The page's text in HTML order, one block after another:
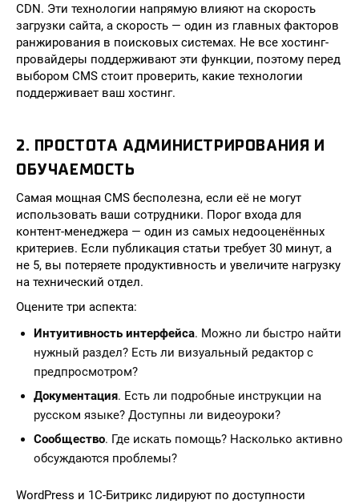
CDN. Эти технологии напрямую влияют на скорость
загрузки сайта, а скорость — один из главных факторов
ранжирования в поисковых системах. Не все хостинг-
провайдеры поддерживают эти функции, поэтому перед
выбором CMS стоит проверить, какие технологии
поддерживает ваш хостинг.
2. ПРОСТОТА АДМИНИСТРИРОВАНИЯ И
ОБУЧАЕМОСТЬ
Самая мощная CMS бесполезна, если её не могут
использовать ваши сотрудники. Порог входа для
контент-менеджера — один из самых недооценённых
критериев. Если публикация статьи требует 30 минут, а
не 5, вы потеряете продуктивность и увеличите нагрузку
на технический отдел.
Оцените три аспекта:
Интуитивность интерфейса. Можно ли быстро найти
нужный раздел? Есть ли визуальный редактор с
предпросмотром?
Документация. Есть ли подробные инструкции на
русском языке? Доступны ли видеоуроки?
Сообщество. Где искать помощь? Насколько активно
обсуждаются проблемы?
WordPress и 1С-Битрикс лидируют по доступности